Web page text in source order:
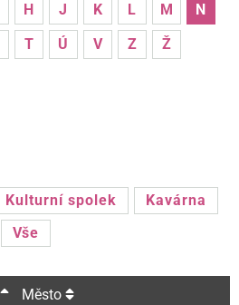
H J K L M
N
T Ú V Z
Ž
Kulturní spolek
Kavárna
Vše
Město